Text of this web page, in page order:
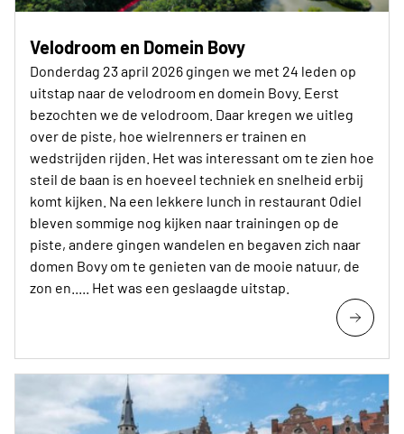
Velodroom en Domein Bovy
Donderdag 23 april 2026 gingen we met 24 leden op
uitstap naar de velodroom en domein Bovy. Eerst
bezochten we de velodroom. Daar kregen we uitleg
over de piste, hoe wielrenners er trainen en
wedstrijden rijden. Het was interessant om te zien hoe
steil de baan is en hoeveel techniek en snelheid erbij
komt kijken. Na een lekkere lunch in restaurant Odiel
bleven sommige nog kijken naar trainingen op de
piste, andere gingen wandelen en begaven zich naar
domen Bovy om te genieten van de mooie natuur, de
zon en..... Het was een geslaagde uitstap.